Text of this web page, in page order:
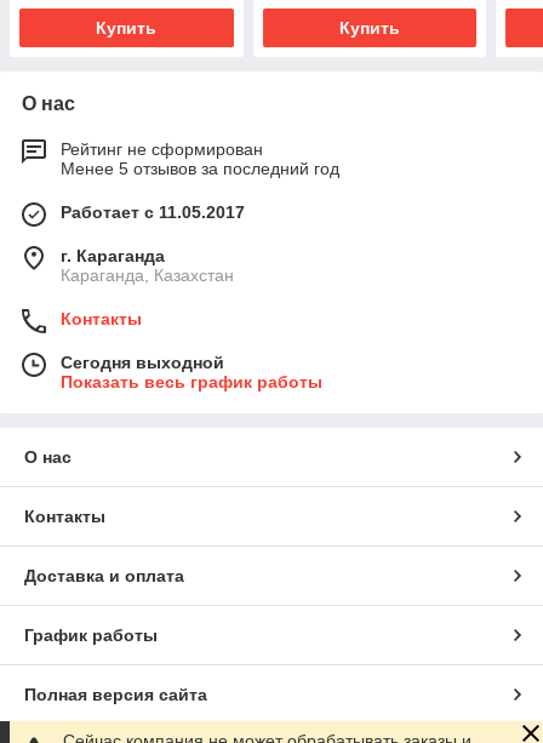
Купить Купить
О нас
Рейтинг не сформирован
Менее 5 отзывов за последний год
Работает с 11.05.2017
г. Караганда
Караганда, Казахстан
Контакты
Сегодня выходной
Показать весь график работы
О нас
Контакты
Доставка и оплата
График работы
Полная версия сайта